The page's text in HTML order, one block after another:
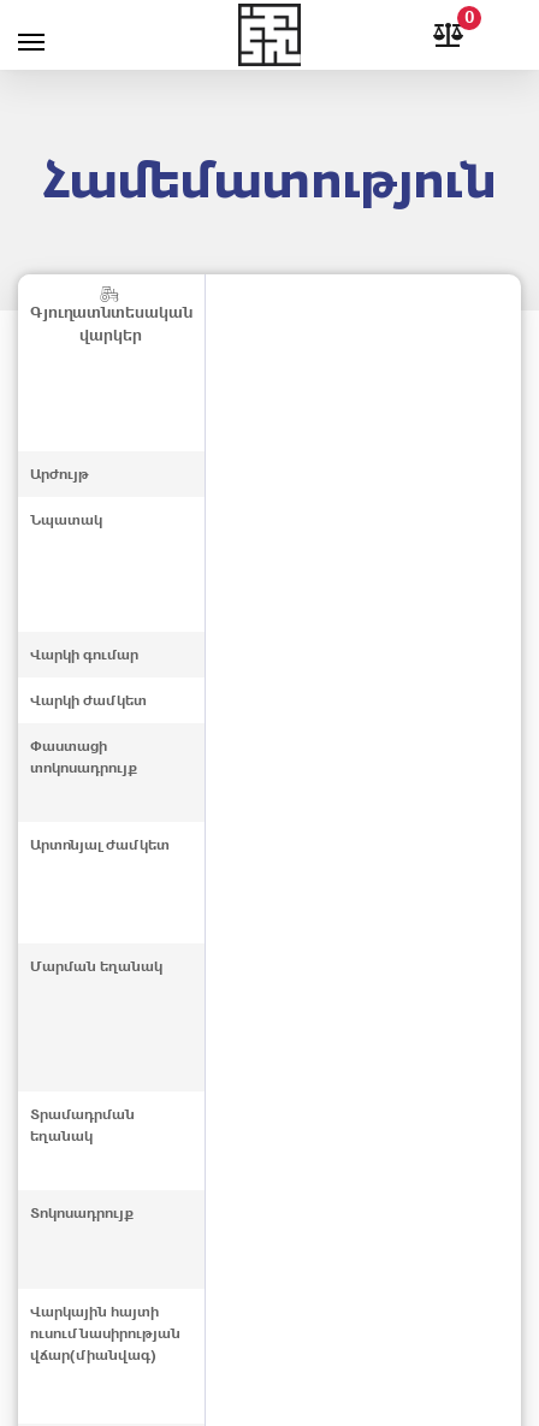
0
Համեմատություն
Գյուղատնտեսական
վարկեր
Արժույթ
Նպատակ
Վարկի գումար
Վարկի ժամկետ
Փաստացի
տոկոսադրույք
Արտոնյալ ժամկետ
Մարման եղանակ
Տրամադրման
եղանակ
Տոկոսադրույք
Վարկային հայտի
ուսումնասիրության
վճար(միանվագ)